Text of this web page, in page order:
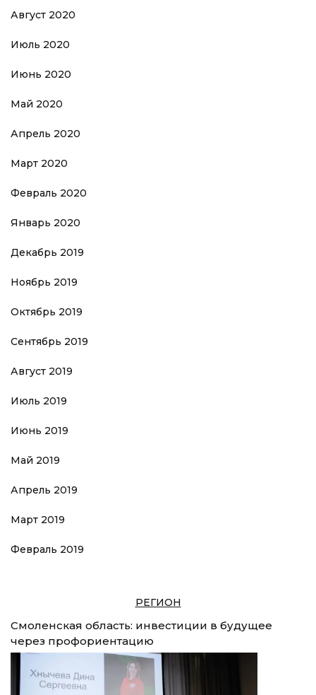
Август 2020
Июль 2020
Июнь 2020
Май 2020
Апрель 2020
Март 2020
Февраль 2020
Январь 2020
Декабрь 2019
Ноябрь 2019
Октябрь 2019
Сентябрь 2019
Август 2019
Июль 2019
Июнь 2019
Май 2019
Апрель 2019
Март 2019
Февраль 2019
РЕГИОН
Смоленская область: инвестиции в будущее
через профориентацию